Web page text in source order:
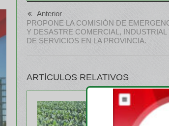
Anterior
PROPONE LA COMISIÓN DE
Y DESASTRE COMERCIAL, INDUSTRIAL
DE SERVICIOS EN LA PROVINCIA.
ARTÍCULOS RELATIVOS